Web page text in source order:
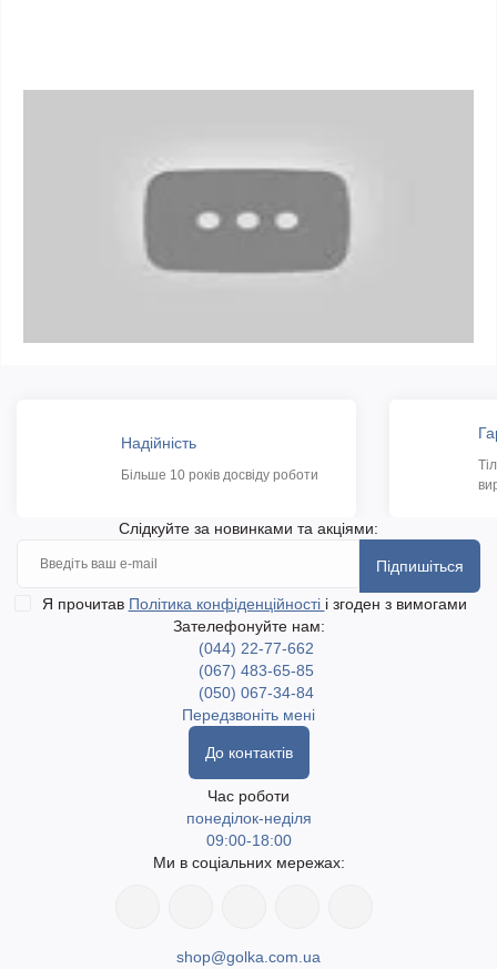
Надійність
Більше 10 років досвіду роботи
Слідкуйте за новинками та акціями:
Підпишіться
Я прочитав Політика конфіденційності і згоден з вимогами
Зателефонуйте нам:
(044) 22-77-662
(067) 483-65-85
(050) 067-34-84
Передзвоніть мені
До контактів
Час роботи
понеділок-неділя
09:00-18:00
Ми в соціальних мережах:
shop@golka.com.ua